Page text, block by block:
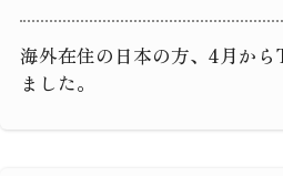
海外在住の日本の方、4月か
ました。